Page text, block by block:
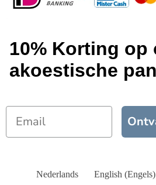
10% Korting op
akoestische
Nederlands English (Engels)